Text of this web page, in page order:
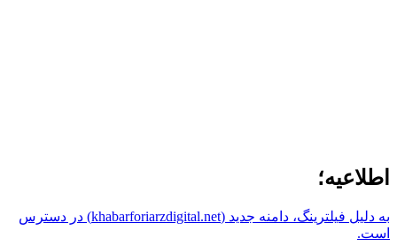
اطلاعیه؛
به دلیل فیلترینگ، دامنه جدید (khabarforiarzdigital.net) در دسترس
است.